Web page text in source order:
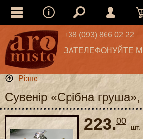
+38 (093) 866 02 22
ЗАТЕЛЕФОНУЙТЕ
Різне
Сувенір «Срібна
223.00
шт.